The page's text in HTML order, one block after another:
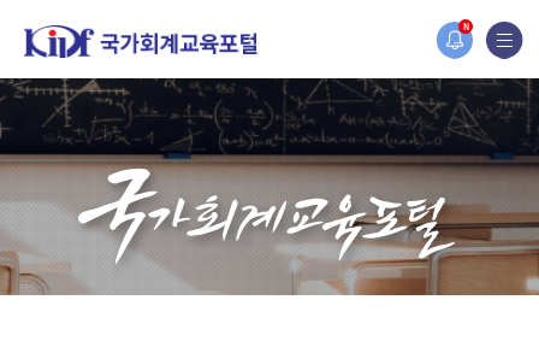
N
홈페이지가 새롭게 개편되었습니다.
한국조세재정연구원홈페이지가 새롭게 개설되었습니다.